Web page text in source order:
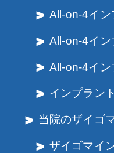
All-on-4イン
All-on-4イン
All-on-4イン
インプラン
当院のザイゴ
ザイゴマイ